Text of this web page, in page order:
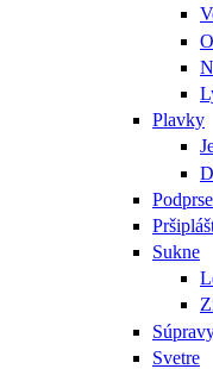
Plavky
Sukne
Svetre